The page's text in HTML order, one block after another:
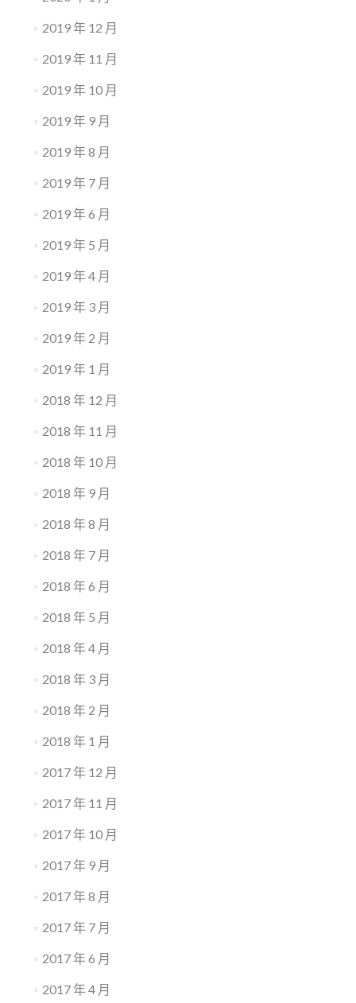
2019 年 12 月
2019 年 11 月
2019 年 10 月
2019 年 9 月
2019 年 8 月
2019 年 7 月
2019 年 6 月
2019 年 5 月
2019 年 4 月
2019 年 3 月
2019 年 2 月
2019 年 1 月
2018 年 12 月
2018 年 11 月
2018 年 10 月
2018 年 9 月
2018 年 8 月
2018 年 7 月
2018 年 6 月
2018 年 5 月
2018 年 4 月
2018 年 3 月
2018 年 2 月
2018 年 1 月
2017 年 12 月
2017 年 11 月
2017 年 10 月
2017 年 9 月
2017 年 8 月
2017 年 7 月
2017 年 6 月
2017 年 4 月